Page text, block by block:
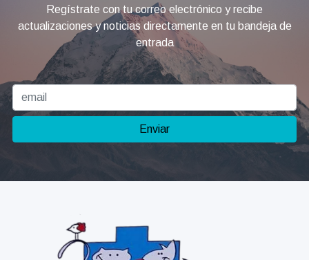
Regístrate con tu correo electrónico y recibe
actualizaciones y noticias directamente en tu bandeja de
entrada
Enviar